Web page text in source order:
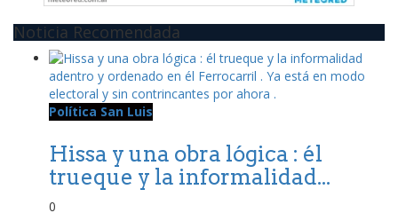
Noticia Recomendada
Política San Luis
Hissa y una obra lógica : él
trueque y la informalidad...
0